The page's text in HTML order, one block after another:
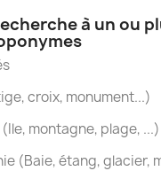
à un ou
croix, monument...)
montagne, plage, ...)
(Baie, étang, glacier,